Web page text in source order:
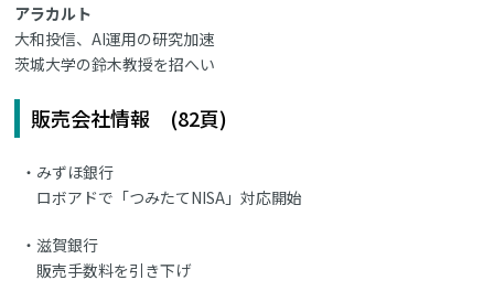
アラカルト
大和投信、AI運用の研究加速
茨城大学の鈴木教授を招へい
販売会社情報 (82頁)
みずほ銀行
ロボアドで「つみたてNISA」対応開始
滋賀銀行
販売手数料を引き下げ